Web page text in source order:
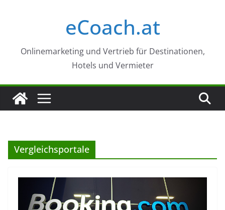
eCoach.at
Onlinemarketing und Vertrieb für Destinationen,
Hotels und Vermieter
Vergleichsportale